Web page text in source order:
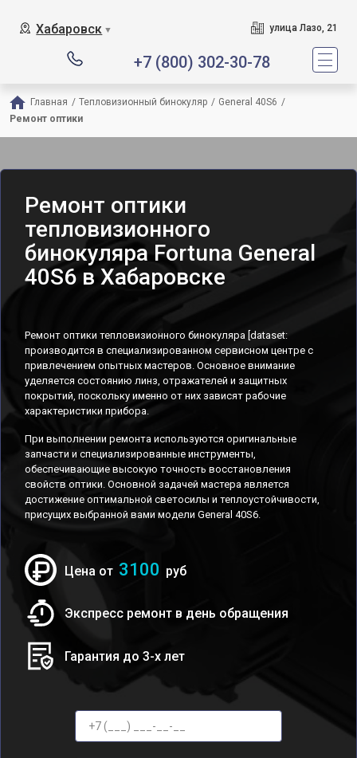
Хабаровск ▼ улица Лазо, 21
+7 (800) 302-30-78
Главная / Тепловизионный бинокуляр / General 40S6 /
Ремонт оптики
Ремонт оптики
тепловизионного
бинокуляра Fortuna General
40S6 в Хабаровске
Ремонт оптики тепловизионного бинокуляра [dataset:
производится в специализированном сервисном центре с
привлечением опытных мастеров. Основное внимание
уделяется состоянию линз, отражателей и защитных
покрытий, поскольку именно от них зависят рабочие
характеристики прибора.
При выполнении ремонта используются оригинальные
запчасти и специализированные инструменты,
обеспечивающие высокую точность восстановления
свойств оптики. Основной задачей мастера является
достижение оптимальной светосилы и теплоустойчивости,
присущих выбранной вами модели General 40S6.
Цена от 3100 руб
Экспресс ремонт в день обращения
Гарантия до 3-х лет